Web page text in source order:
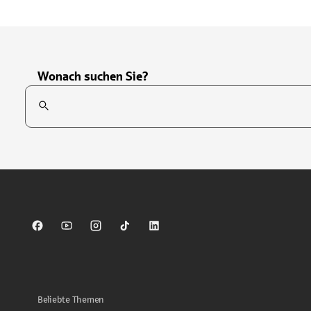
Wonach suchen Sie?
Suchfeld
Sparkasse auf Facebook
Sparkasse auf Youtube
Sparkasse auf Instagram
Sparkasse auf TikTok
Sparkasse auf LinkedIn
Beliebte Themen